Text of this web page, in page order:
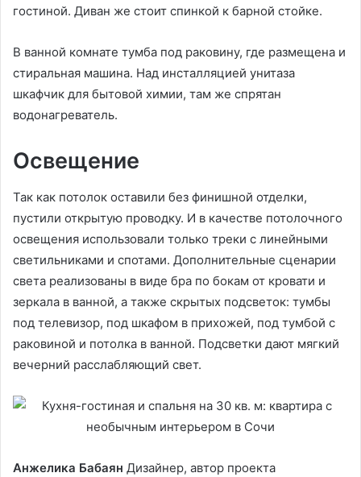
гостиной. Диван же стоит спинкой к барной стойке.
В ванной комнате тумба под раковину, где размещена и
стиральная машина. Над инсталляцией унитаза
шкафчик для бытовой химии, там же спрятан
водонагреватель.
Освещение
Так как потолок оставили без финишной отделки,
пустили открытую проводку. И в качестве потолочного
освещения использовали только треки с линейными
светильниками и спотами. Дополнительные сценарии
света реализованы в виде бра по бокам от кровати и
зеркала в ванной, а также скрытых подсветок: тумбы
под телевизор, под шкафом в прихожей, под тумбой с
раковиной и потолка в ванной. Подсветки дают мягкий
вечерний расслабляющий свет.
Анжелика Бабаян Дизайнер, автор проекта